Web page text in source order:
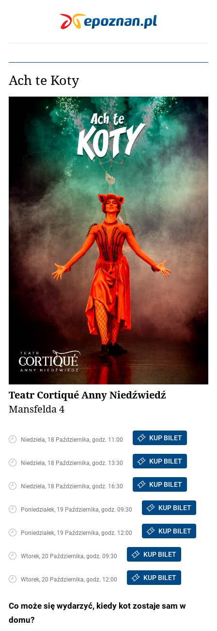
Ach te Koty
Teatr Cortiqué Anny Niedźwiedź
Mansfelda 4
Niedziela, 18 Października, godz. 11:00 KUP BILET
Niedziela, 18 Października, godz. 13:30 KUP BILET
Niedziela, 18 Października, godz. 16:30 KUP BILET
Poniedziałek, 19 Października, godz. 09:30 KUP BILET
Poniedziałek, 19 Października, godz. 12:00 KUP BILET
Wtorek, 20 Października, godz. 09:30 KUP BILET
Wtorek, 20 Października, godz. 12:00 KUP BILET
Co może się wydarzyć, kiedy kot zostaje sam w
domu?